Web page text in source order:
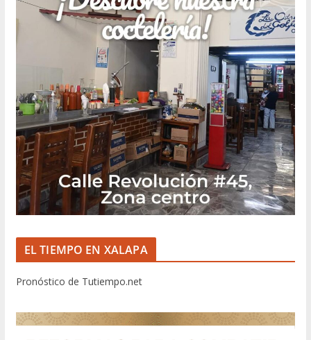
EL TIEMPO EN XALAPA
Pronóstico de Tutiempo.net